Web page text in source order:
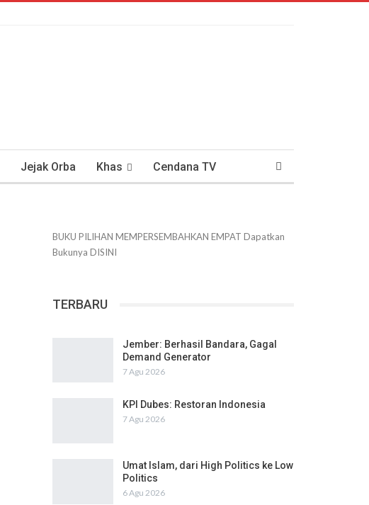
Jejak Orba Khas Cendana TV
BUKU PILIHAN MEMPERSEMBAHKAN EMPAT Dapatkan
Bukunya DISINI
TERBARU
Jember: Berhasil Bandara, Gagal
Demand Generator
7 Agu 2026
KPI Dubes: Restoran Indonesia
7 Agu 2026
Umat Islam, dari High Politics ke Low
Politics
6 Agu 2026